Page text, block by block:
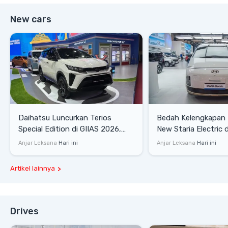
New cars
Daihatsu Luncurkan Terios
Special Edition di GIIAS 2026,
Stok Terbatas
Anjar Leksana Hari ini
Bedah Kelengkapan
New Staria Electric
yang Dikenalkan di
Anjar Leksana Hari ini
Artikel lainnya
Drives